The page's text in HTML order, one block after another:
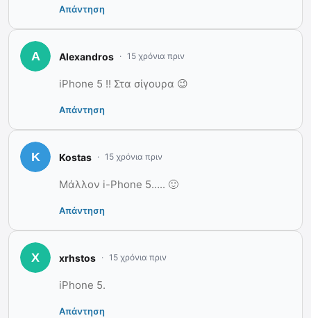
Απάντηση
Alexandros 15 χρόνια πριν
iPhone 5 !! Στα σίγουρα 😉
Απάντηση
Kostas 15 χρόνια πριν
Μάλλον i-Phone 5….. 🙂
Απάντηση
xrhstos 15 χρόνια πριν
iPhone 5.
Απάντηση